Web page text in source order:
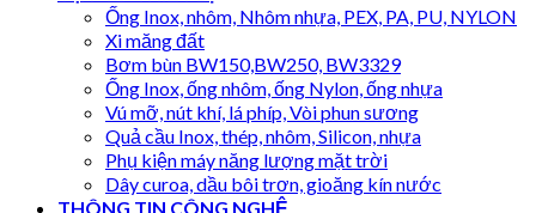
Ống Inox, nhôm, Nhôm nhựa, PEX, PA, PU, NYLON
Xi măng đất
Bơm bùn BW150,BW250, BW3329
Ống Inox, ống nhôm, ống Nylon, ống nhựa
Vú mỡ, nút khí, lá phíp, Vòi phun sương
Quả cầu Inox, thép, nhôm, Silicon, nhựa
Phụ kiện máy năng lượng mặt trời
Dây curoa, dầu bôi trơn, gioăng kín nước
THÔNG TIN CÔNG NGHỆ